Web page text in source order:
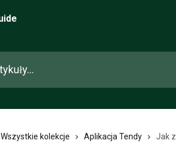
Wszystkie kolekcje Aplikacja Tendy Jak